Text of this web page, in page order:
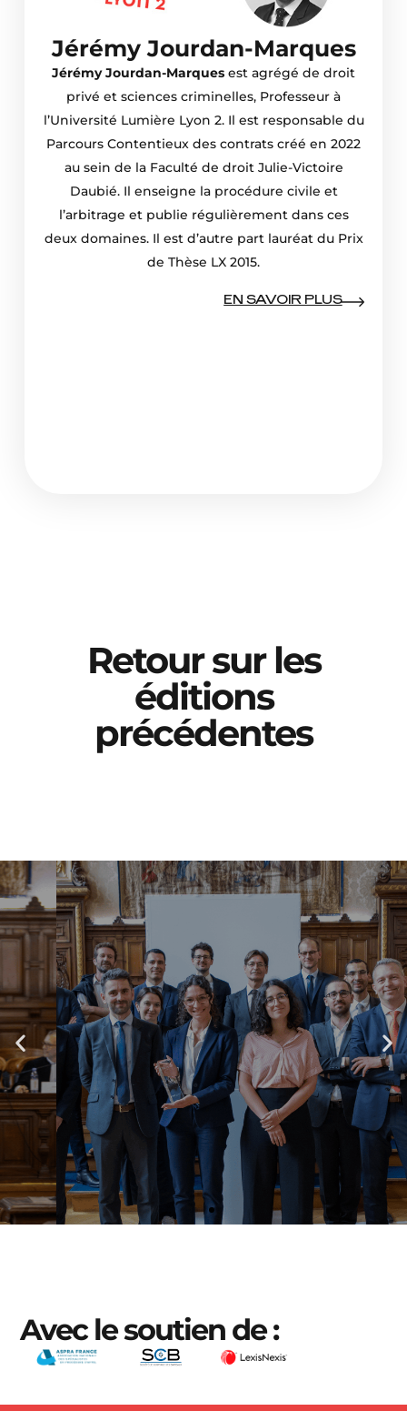
Jérémy Jourdan-Marques
Jérémy Jourdan-Marques est agrégé de droit
privé et sciences criminelles, Professeur à
l’Université Lumière Lyon 2. Il est responsable du
Parcours Contentieux des contrats créé en 2022
au sein de la Faculté de droit Julie-Victoire
Daubié. Il enseigne la procédure civile et
l’arbitrage et publie régulièrement dans ces
deux domaines. Il est d’autre part lauréat du Prix
de Thèse LX 2015.
EN SAVOIR PLUS
Retour sur les
éditions
précédentes
Après une matinée de plaidoiries
assurées avec brio par les 16
Avec le soutien de :